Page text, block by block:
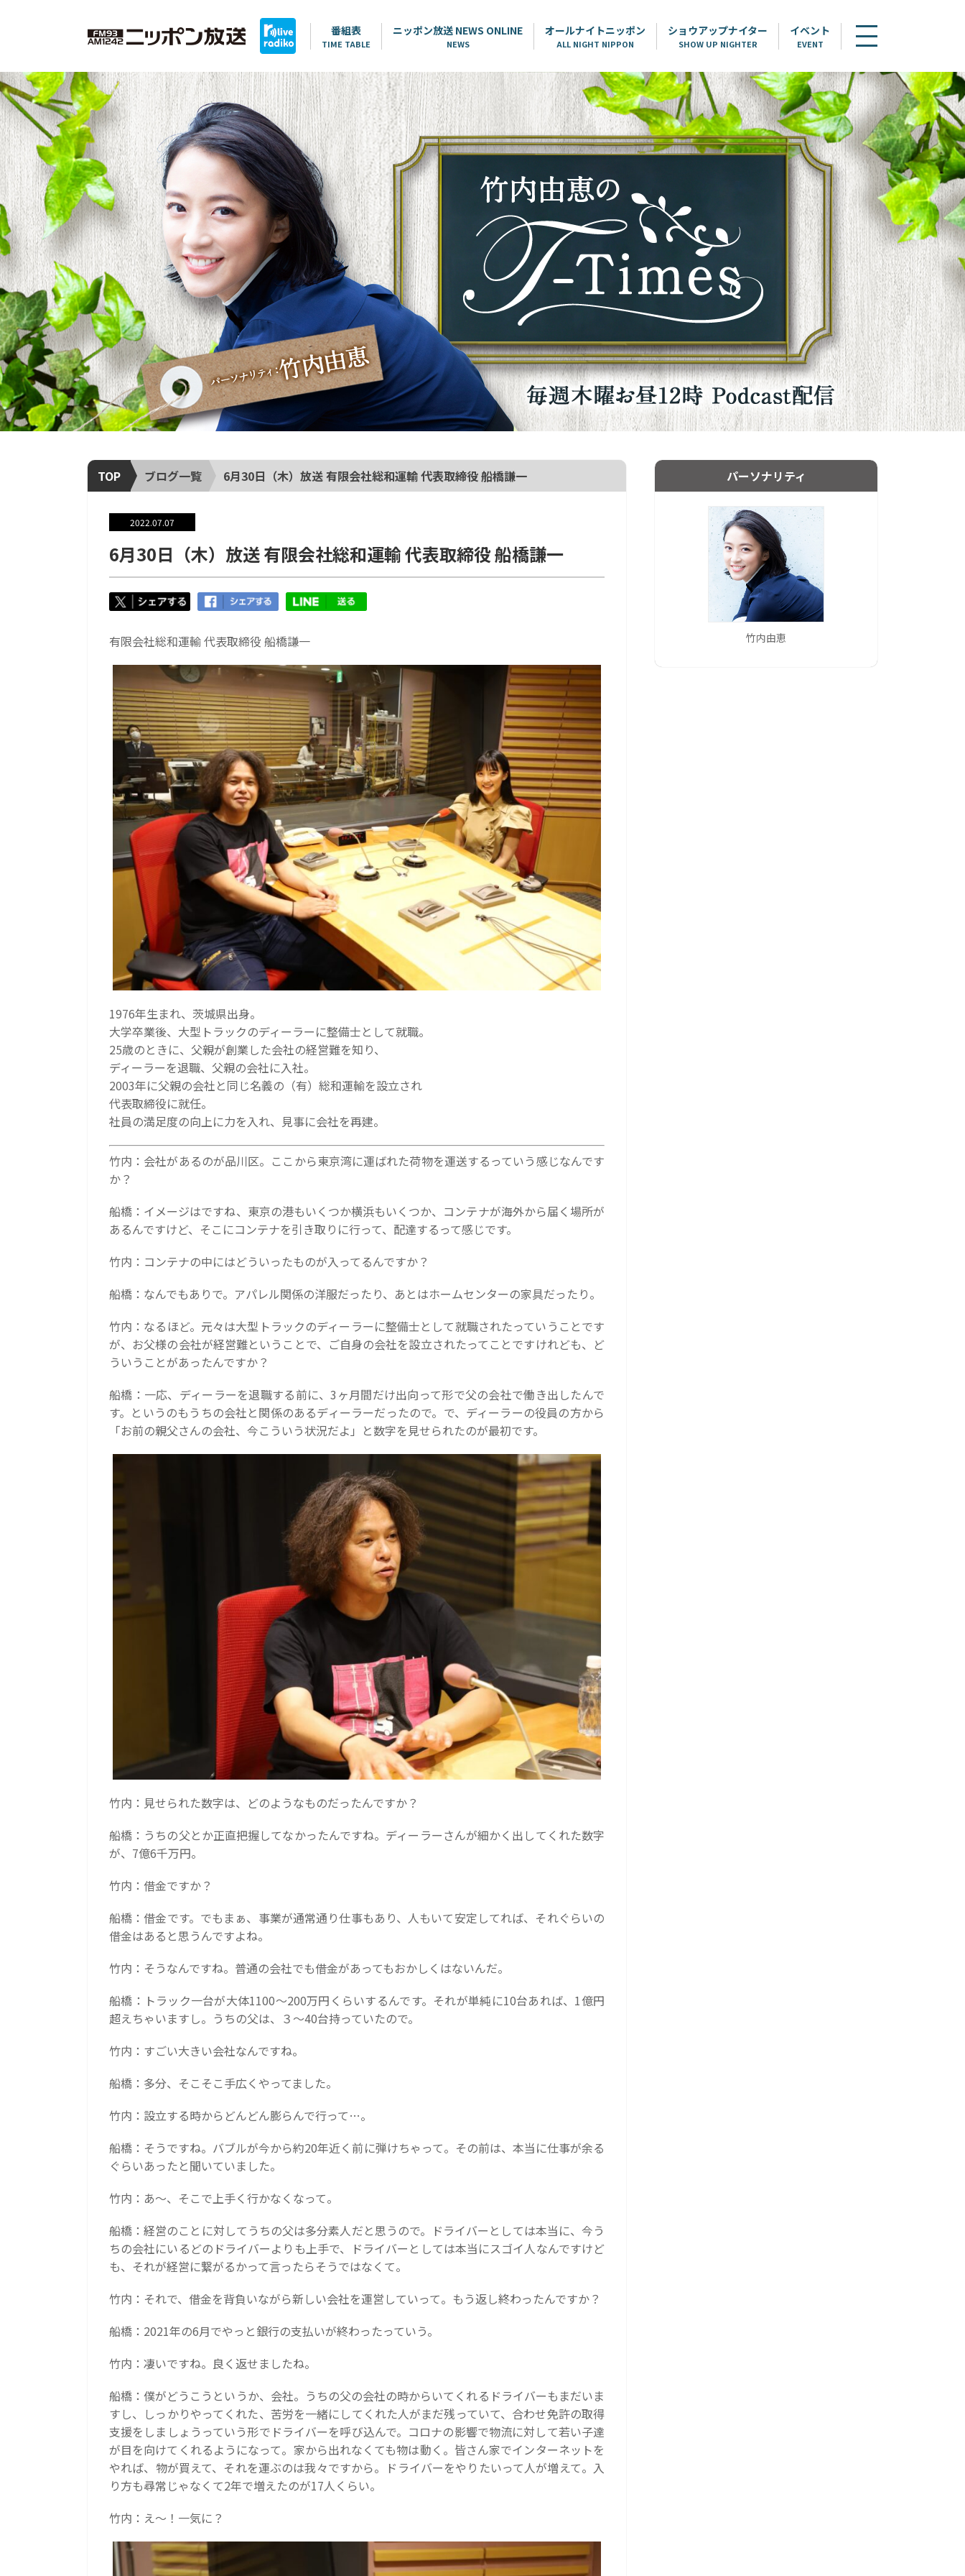
番組表
TIME TABLE
ニッポン放送 NEWS ONLINE
NEWS
オールナイトニッポン
ALL NIGHT NIPPON
ショウアップナイター
SHOW UP NIGHTER
イベント
EVENT
TOP ブログ一覧 6月30日（木）放送 有限会社総和運輸 代表取締役 船橋謙一
2022.07.07
6月30日（木）放送 有限会社総和運輸 代表取締役 船橋謙一
有限会社総和運輸 代表取締役 船橋謙一
1976年生まれ、茨城県出身。
大学卒業後、大型トラックのディーラーに整備士として就職。
25歳のときに、父親が創業した会社の経営難を知り、
ディーラーを退職、父親の会社に入社。
2003年に父親の会社と同じ名義の（有）総和運輸を設立され
代表取締役に就任。
社員の満足度の向上に力を入れ、見事に会社を再建。
竹内：会社があるのが品川区。ここから東京湾に運ばれた荷物を運送するっていう感じなんです
か？
船橋：イメージはですね、東京の港もいくつか横浜もいくつか、コンテナが海外から届く場所が
あるんですけど、そこにコンテナを引き取りに行って、配達するって感じです。
竹内：コンテナの中にはどういったものが入ってるんですか？
船橋：なんでもありで。アパレル関係の洋服だったり、あとはホームセンターの家具だったり。
竹内：なるほど。元々は大型トラックのディーラーに整備士として就職されたっていうことです
が、お父様の会社が経営難ということで、ご自身の会社を設立されたってことですけれども、ど
ういうことがあったんですか？
船橋：一応、ディーラーを退職する前に、3ヶ月間だけ出向って形で父の会社で働き出したんで
す。というのもうちの会社と関係のあるディーラーだったので。で、ディーラーの役員の方から
「お前の親父さんの会社、今こういう状況だよ」と数字を見せられたのが最初です。
竹内：見せられた数字は、どのようなものだったんですか？
船橋：うちの父とか正直把握してなかったんですね。ディーラーさんが細かく出してくれた数字
が、7億6千万円。
竹内：借金ですか？
船橋：借金です。でもまぁ、事業が通常通り仕事もあり、人もいて安定してれば、それぐらいの
借金はあると思うんですよね。
竹内：そうなんですね。普通の会社でも借金があってもおかしくはないんだ。
船橋：トラック一台が大体1100～200万円くらいするんです。それが単純に10台あれば、1億円
超えちゃいますし。うちの父は、３～40台持っていたので。
竹内：すごい大きい会社なんですね。
船橋：多分、そこそこ手広くやってました。
竹内：設立する時からどんどん膨らんで行って…。
船橋：そうですね。バブルが今から約20年近く前に弾けちゃって。その前は、本当に仕事が余る
ぐらいあったと聞いていました。
竹内：あ～、そこで上手く行かなくなって。
船橋：経営のことに対してうちの父は多分素人だと思うので。ドライバーとしては本当に、今う
ちの会社にいるどのドライバーよりも上手で、ドライバーとしては本当にスゴイ人なんですけど
も、それが経営に繋がるかって言ったらそうではなくて。
竹内：それで、借金を背負いながら新しい会社を運営していって。もう返し終わったんですか？
船橋：2021年の6月でやっと銀行の支払いが終わったっていう。
竹内：凄いですね。良く返せましたね。
船橋：僕がどうこうというか、会社。うちの父の会社の時からいてくれるドライバーもまだいま
すし、しっかりやってくれた、苦労を一緒にしてくれた人がまだ残っていて、合わせ免許の取得
支援をしましょうっていう形でドライバーを呼び込んで。コロナの影響で物流に対して若い子達
が目を向けてくれるようになって。家から出れなくても物は動く。皆さん家でインターネットを
やれば、物が買えて、それを運ぶのは我々ですから。ドライバーをやりたいって人が増えて。入
り方も尋常じゃなくて2年で増えたのが17人くらい。
竹内：え～！一気に？
パーソナリティ
竹内由恵